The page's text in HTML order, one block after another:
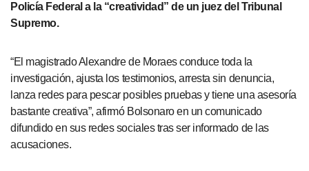
Policía Federal a la “creatividad” de un juez del Tribunal
Supremo.
“El magistrado Alexandre de Moraes conduce toda la
investigación, ajusta los testimonios, arresta sin denuncia,
lanza redes para pescar posibles pruebas y tiene una asesoría
bastante creativa”, afirmó Bolsonaro en un comunicado
difundido en sus redes sociales tras ser informado de las
acusaciones.